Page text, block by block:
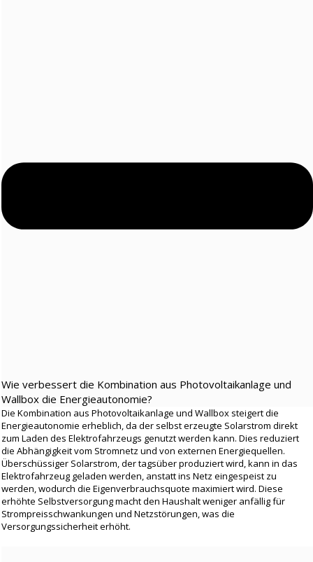
Wie verbessert die Kombination aus Photovoltaikanlage und
Wallbox die Energieautonomie?
Die Kombination aus Photovoltaikanlage und Wallbox steigert die
Energieautonomie erheblich, da der selbst erzeugte Solarstrom direkt
zum Laden des Elektrofahrzeugs genutzt werden kann. Dies reduziert
die Abhängigkeit vom Stromnetz und von externen Energiequellen.
Überschüssiger Solarstrom, der tagsüber produziert wird, kann in das
Elektrofahrzeug geladen werden, anstatt ins Netz eingespeist zu
werden, wodurch die Eigenverbrauchsquote maximiert wird. Diese
erhöhte Selbstversorgung macht den Haushalt weniger anfällig für
Strompreisschwankungen und Netzstörungen, was die
Versorgungssicherheit erhöht.